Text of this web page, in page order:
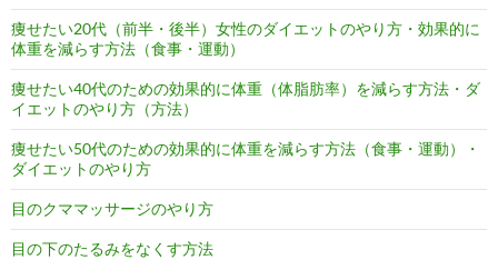
痩せたい20代（前半・後半）女性のダイエットのやり方・効果的に
体重を減らす方法（食事・運動）
痩せたい40代のための効果的に体重（体脂肪率）を減らす方法・ダ
イエットのやり方（方法）
痩せたい50代のための効果的に体重を減らす方法（食事・運動）・
ダイエットのやり方
目のクママッサージのやり方
目の下のたるみをなくす方法